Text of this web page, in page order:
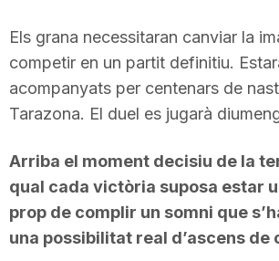
Els grana necessitaran canviar la
competir en un partit definitiu.
acompanyats per centenars de
Tarazona. El duel es jugarà
Arriba el moment decisiu de la
qual cada victòria suposa estar
prop de complir un somni que
una possibilitat real d’ascens de